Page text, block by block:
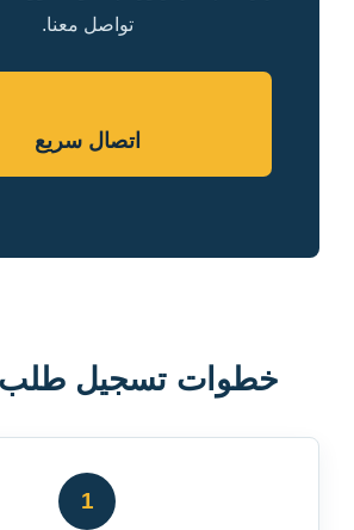
تواصل معنا.
اتصال سريع
خطوات تسجيل طلب
1